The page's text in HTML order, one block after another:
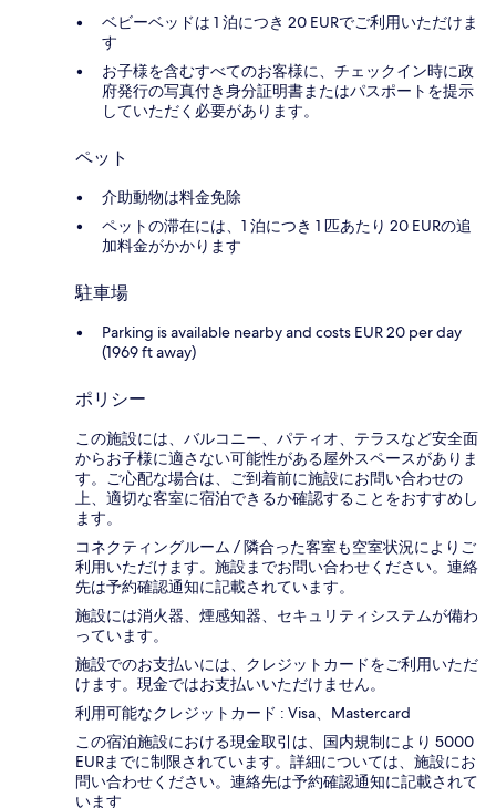
ベビーベッドは 1 泊につき 20 EURでご利用いただけま
す
お子様を含むすべてのお客様に、チェックイン時に政
府発行の写真付き身分証明書またはパスポートを提示
していただく必要があります。
ペット
介助動物は料金免除
ペットの滞在には、1 泊につき 1 匹あたり 20 EURの追
加料金がかかります
駐車場
Parking is available nearby and costs EUR 20 per day
(1969 ft away)
ポリシー
この施設には、バルコニー、パティオ、テラスなど安全面
からお子様に適さない可能性がある屋外スペースがありま
す。ご心配な場合は、ご到着前に施設にお問い合わせの
上、適切な客室に宿泊できるか確認することをおすすめし
ます。
コネクティングルーム / 隣合った客室も空室状況によりご
利用いただけます。施設までお問い合わせください。連絡
先は予約確認通知に記載されています。
施設には消火器、煙感知器、セキュリティシステムが備わ
っています。
施設でのお支払いには、クレジットカードをご利用いただ
けます。現金ではお支払いいただけません。
利用可能なクレジットカード : Visa、Mastercard
この宿泊施設における現金取引は、国内規制により 5000
EURまでに制限されています。詳細については、施設にお
問い合わせください。連絡先は予約確認通知に記載されて
います